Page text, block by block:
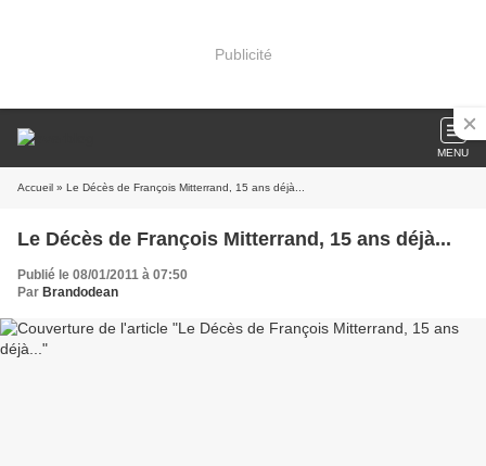
Publicité
MENU
Accueil » Le Décès de François Mitterrand, 15 ans déjà...
Le Décès de François Mitterrand, 15 ans déjà...
Publié le 08/01/2011 à 07:50
Par Brandodean